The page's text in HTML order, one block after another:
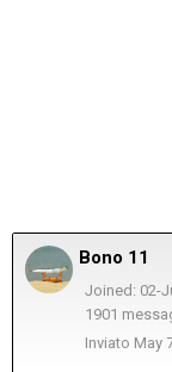
Bono 11
Joined: 02-
1901
Inviato May